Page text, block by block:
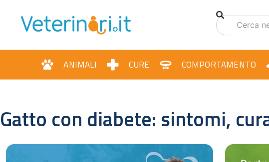
ANIMALI CURE COMPORTAMENTO
Gatto con diabete: sintomi,